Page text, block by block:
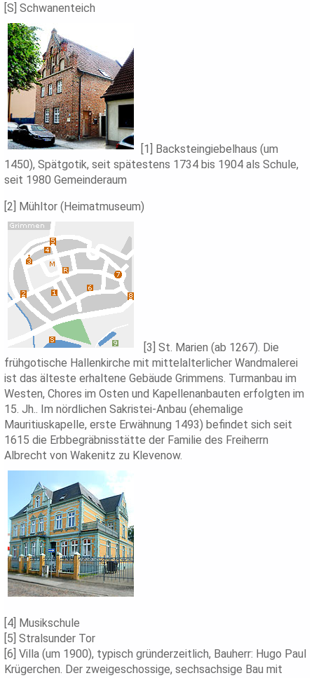
[S] Schwanenteich
[1] Backsteingiebelhaus (um
1450), Spätgotik, seit spätestens 1734 bis 1904 als Schule,
seit 1980 Gemeinderaum
[2] Mühltor (Heimatmuseum)
[3] St. Marien (ab 1267). Die
frühgotische Hallenkirche mit mittelalterlicher Wandmalerei
ist das älteste erhaltene Gebäude Grimmens. Turmanbau im
Westen, Chores im Osten und Kapellenanbauten erfolgten im
15. Jh.. Im nördlichen Sakristei-Anbau (ehemalige
Mauritiuskapelle, erste Erwähnung 1493) befindet sich seit
1615 die Erbbegräbnisstätte der Familie des Freiherrn
Albrecht von Wakenitz zu Klevenow.
[4] Musikschule
[5] Stralsunder Tor
[6] Villa (um 1900), typisch gründerzeitlich, Bauherr: Hugo Paul
Krügerchen. Der zweigeschossige, sechsachsige Bau mit